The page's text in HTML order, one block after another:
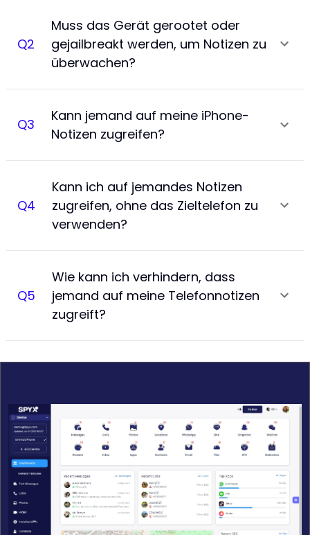
Q2
Muss das Gerät gerootet oder
gejailbreakt werden, um Notizen zu
überwachen?
Q3
Kann jemand auf meine iPhone-
Notizen zugreifen?
Q4
Kann ich auf jemandes Notizen
zugreifen, ohne das Zieltelefon zu
verwenden?
Q5
Wie kann ich verhindern, dass
jemand auf meine Telefonnotizen
zugreift?